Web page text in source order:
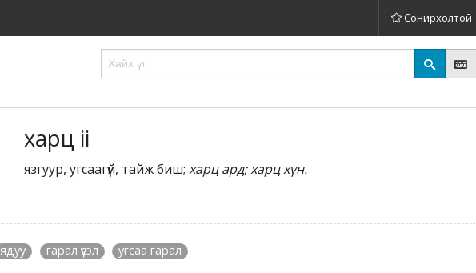
Сонирхолтой
харц ii
язгуур, угсаагүй, тайж биш;харц ард; харц хүн.
ядуу гарал үүсэл угсаа гарал